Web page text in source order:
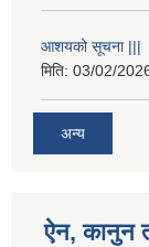
आशयको सूचना |||
मिति: 03/02/
अन्य
ऐन, कानुन